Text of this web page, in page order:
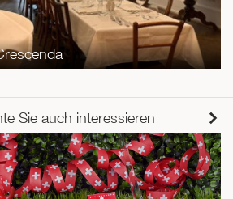
Sie auch interessieren